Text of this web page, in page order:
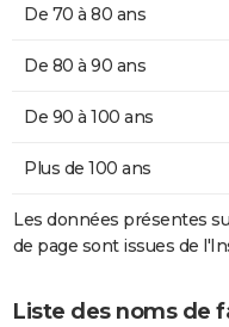
De 70 à 80 ans
De 80 à 90 ans
De 90 à 100 ans
Plus de 100 ans
Les données présentes
de page sont issues de
Liste des noms de